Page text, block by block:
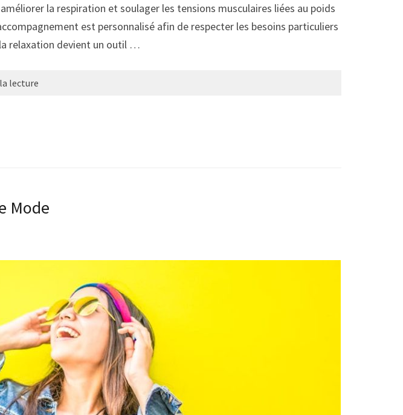
la respiration et soulager les tensions musculaires liées au poids
est personnalisé afin de respecter les besoins particuliers
relaxation devient un outil …
lecture
Mode